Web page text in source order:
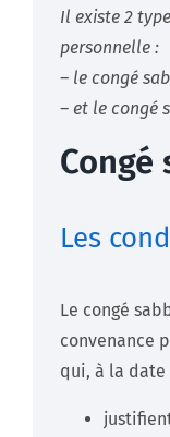
Il existe 2
personnelle :
– le congé
– et le congé
Les
Le congé
convenance
qui, à la date